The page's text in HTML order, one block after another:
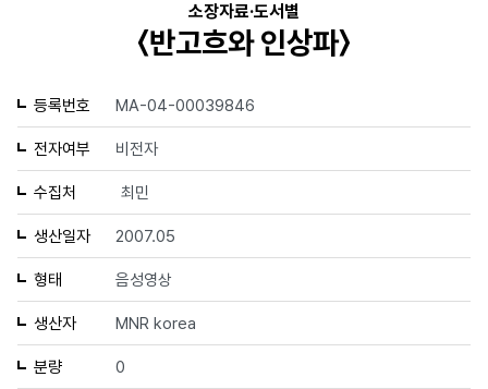
소장자료·도서별
〈반고흐와 인상파〉
등록번호 MA-04-00039846
전자여부 비전자
수집처 최민
생산일자 2007.05
형태 음성영상
생산자 MNR korea
분량 0